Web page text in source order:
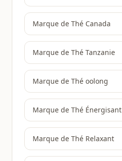
Marque de Thé Canada
Marque de Thé Tanzanie
Marque de Thé oolong
Marque de Thé Énergisant
Marque de Thé Relaxant